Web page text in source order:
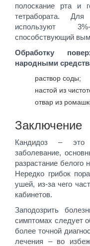
полоскание рта и
тетрабората.
используют
способствующий
Обработку
народными
раствор соды;
настой из
отвар из
Заключение
Кандидоз – это
заболевание,
разрастание белого
Нередко грибок
ушей, из-за чего
кабинетов.
Заподозрить
симптомах следует
более точной
лечения – во